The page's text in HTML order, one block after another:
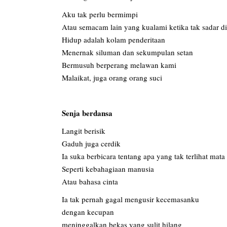
Aku tak perlu bermimpi
Atau semacam lain yang kualami ketika tak sadar
Hidup adalah kolam penderitaan
Menernak siluman dan sekumpulan setan
Bermusuh berperang melawan kami
Malaikat, juga orang orang suci
Senja berdansa
Langit berisik
Gaduh juga cerdik
Ia suka berbicara tentang apa yang tak terlihat mata
Seperti kebahagiaan manusia
Atau bahasa cinta
Ia tak pernah gagal mengusir kecemasanku
dengan kecupan
meninggalkan bekas yang sulit hilang